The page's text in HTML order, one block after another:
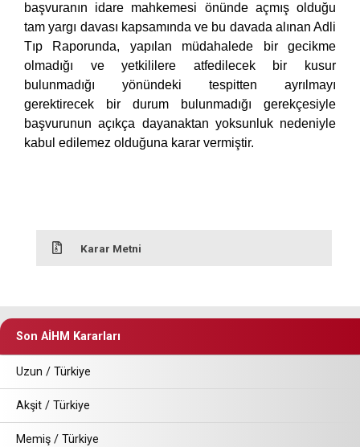
başvuranın idare mahkemesi önünde açmış olduğu
tam yargı davası kapsamında ve bu davada alınan Adli
Tıp Raporunda, yapılan müdahalede bir gecikme
olmadığı ve yetkililere atfedilecek bir kusur
bulunmadığı yönündeki tespitten ayrılmayı
gerektirecek bir durum bulunmadığı gerekçesiyle
başvurunun açıkça dayanaktan yoksunluk nedeniyle
kabul edilemez olduğuna karar vermiştir.
Karar Metni
Son AİHM Kararları
Uzun / Türkiye
Akşit / Türkiye
Memiş / Türkiye